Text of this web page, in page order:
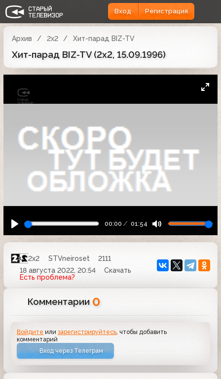
Вход Регистрация
Архив 2x2 Хит-парад BIZ-TV
Хит-парад BIZ-TV (2x2, 15.09.1996)
00:00 01:54
2x2 STVneiroset
2111
18 августа 2022, 20:54
Скачать
Есть проблема?
Комментарии 0
Войдите илизарегистрируйтесь, чтобы добавить
комментарий
Вход через Телеграм